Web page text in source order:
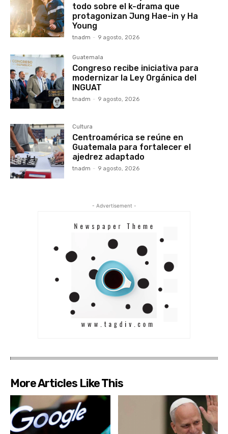
todo sobre el k-drama que
protagonizan Jung Hae-in y Ha
Young
tnadm - 9 agosto, 2026
Guatemala
Congreso recibe iniciativa para
modernizar la Ley Orgánica del
INGUAT
tnadm - 9 agosto, 2026
Cultura
Centroamérica se reúne en
Guatemala para fortalecer el
ajedrez adaptado
tnadm - 9 agosto, 2026
- Advertisement -
More Articles Like This